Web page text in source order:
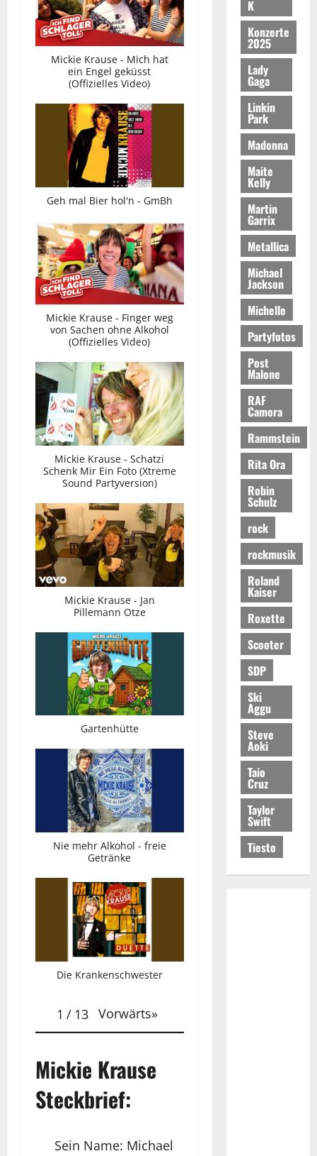
Mickie Krause - Mich hat
ein Engel geküsst
(Offizielles Video)
Geh mal Bier hol'n - GmBh
Mickie Krause - Finger weg
von Sachen ohne Alkohol
(Offizielles Video)
Mickie Krause - Schatzi
Schenk Mir Ein Foto (Xtreme
Sound Partyversion)
Mickie Krause - Jan
Pillemann Otze
Gartenhütte
Nie mehr Alkohol - freie
Getränke
Die Krankenschwester
1 / 13 Vorwärts»
Mickie Krause
Steckbrief:
Sein Name: Michael
K
Konzerte
2025
Lady
Gaga
Linkin
Park
Madonna
Maite
Kelly
Martin
Garrix
Metallica
Michael
Jackson
Michelle
Partyfotos
Post
Malone
RAF
Camora
Rammstein
Rita Ora
Robin
Schulz
rock
rockmusik
Roland
Kaiser
Roxette
Scooter
SDP
Ski
Aggu
Steve
Aoki
Taio
Cruz
Taylor
Swift
Tiesto